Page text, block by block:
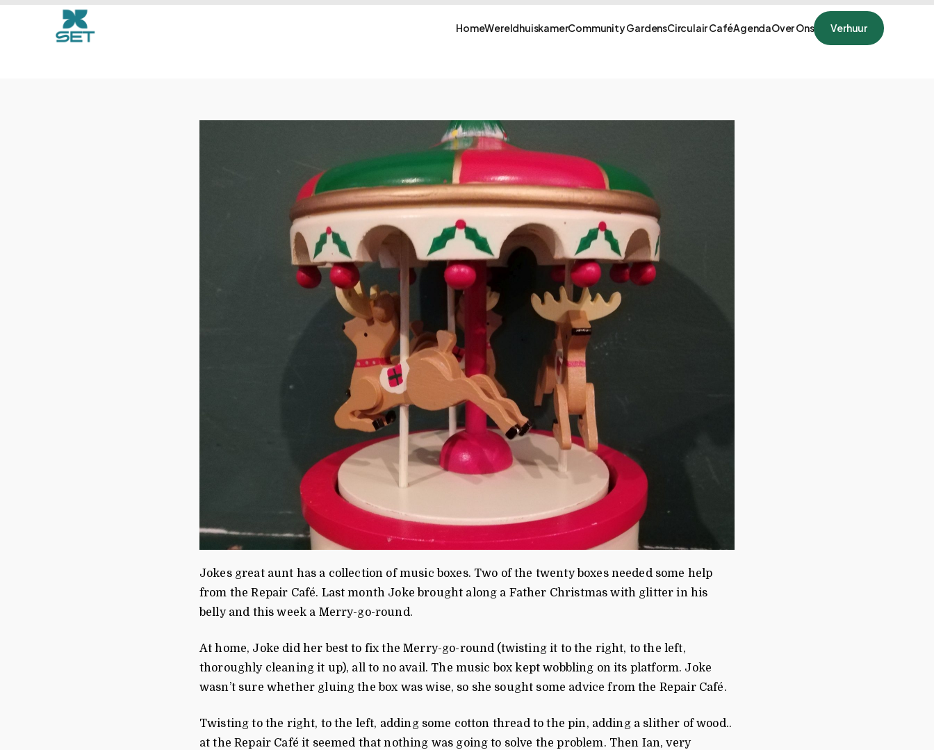
HomeWereldhuiskamerCommunity GardensCirculair CaféAgendaOver Ons Verhuur
Tales from the Repair Café – music boxes
Jokes great aunt has a collection of music boxes. Two of the twenty boxes needed some help
from the Repair Café. Last month Joke brought along a Father Christmas with glitter in his
belly and this week a Merry-go-round.
At home, Joke did her best to fix the Merry-go-round (twisting it to the right, to the left,
thoroughly cleaning it up), all to no avail. The music box kept wobbling on its platform. Joke
wasn’t sure whether gluing the box was wise, so she sought some advice from the Repair Café.
Twisting to the right, to the left, adding some cotton thread to the pin, adding a slither of wood..
at the Repair Café it seemed that nothing was going to solve the problem. Then Ian, very